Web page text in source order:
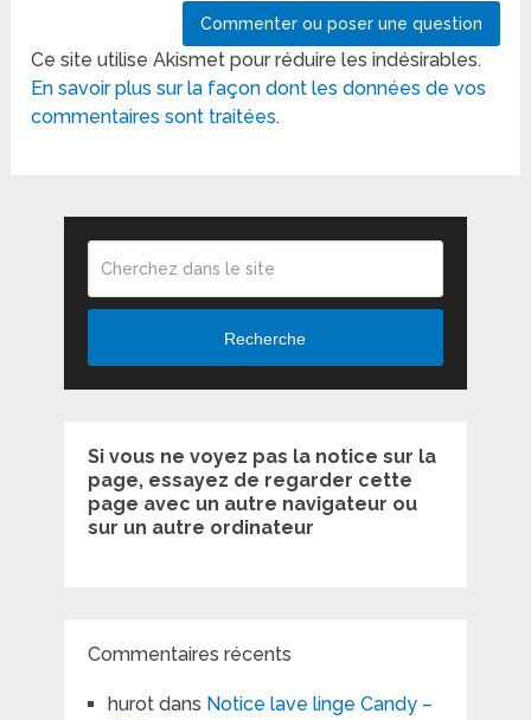
Ce site utilise Akismet pour réduire les indésirables.
En savoir plus sur la façon dont les données de vos
commentaires sont traitées.
Recherche
Si vous ne voyez pas la notice sur la
page, essayez de regarder cette
page avec un autre navigateur ou
sur un autre ordinateur
Commentaires récents
hurotdans Notice lave linge Candy –